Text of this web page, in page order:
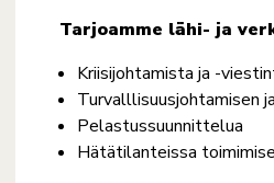
Tarjoamme lähi- ja
Kriisijohtamista ja -
Turvalllisuusjohtamisen
Pelastussuunnittelua
Hätätilanteissa